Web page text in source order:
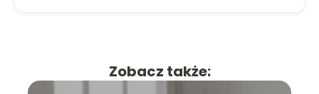
Zobacz także: